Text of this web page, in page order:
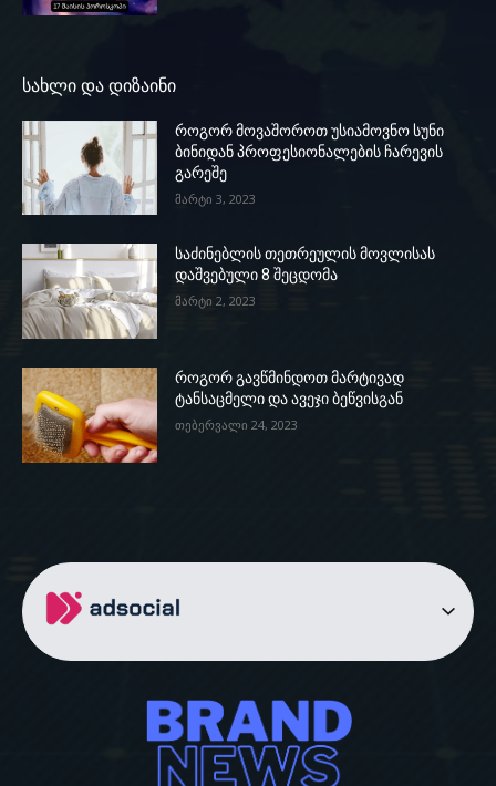
სახლი და დიზაინი
როგორ მოვაშოროთ უსიამოვნო სუნი
ბინიდან პროფესიონალების ჩარევის
გარეშე
მარტი 3, 2023
საძინებლის თეთრეულის მოვლისას
დაშვებული 8 შეცდომა
მარტი 2, 2023
როგორ გავწმინდოთ მარტივად
ტანსაცმელი და ავეჯი ბეწვისგან
თებერვალი 24, 2023